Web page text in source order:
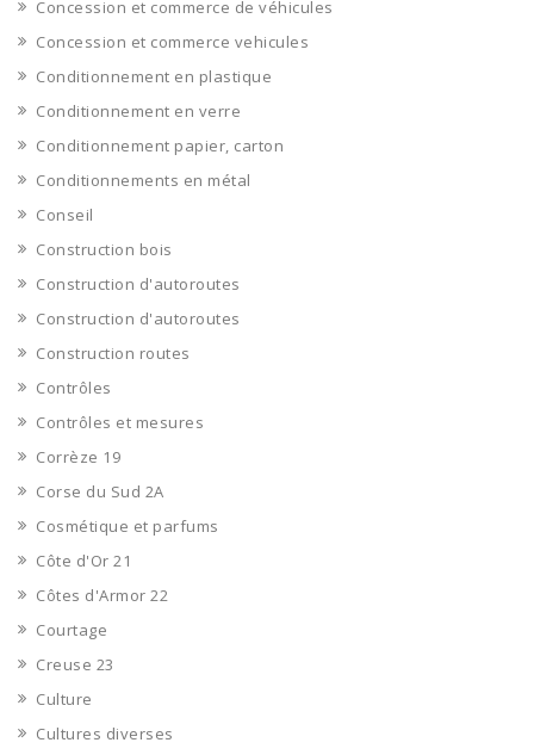
Concession et commerce de véhicules
Concession et commerce vehicules
Conditionnement en plastique
Conditionnement en verre
Conditionnement papier, carton
Conditionnements en métal
Conseil
Construction bois
Construction d'autoroutes
Construction d'autoroutes
Construction routes
Contrôles
Contrôles et mesures
Corrèze 19
Corse du Sud 2A
Cosmétique et parfums
Côte d'Or 21
Côtes d'Armor 22
Courtage
Creuse 23
Culture
Cultures diverses